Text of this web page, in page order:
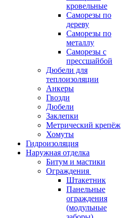
кровельные
Саморезы по
дереву
Саморезы по
металлу
Саморезы с
прессшайбой
Дюбели для
теплоизоляции
Анкеры
Гвозди
Дюбели
Заклепки
Метрический крепёж
Хомуты
Гидроизоляция
Наружная отделка
Битум и мастики
Ограждения
Штакетник
Панельные
ограждения
(модульные